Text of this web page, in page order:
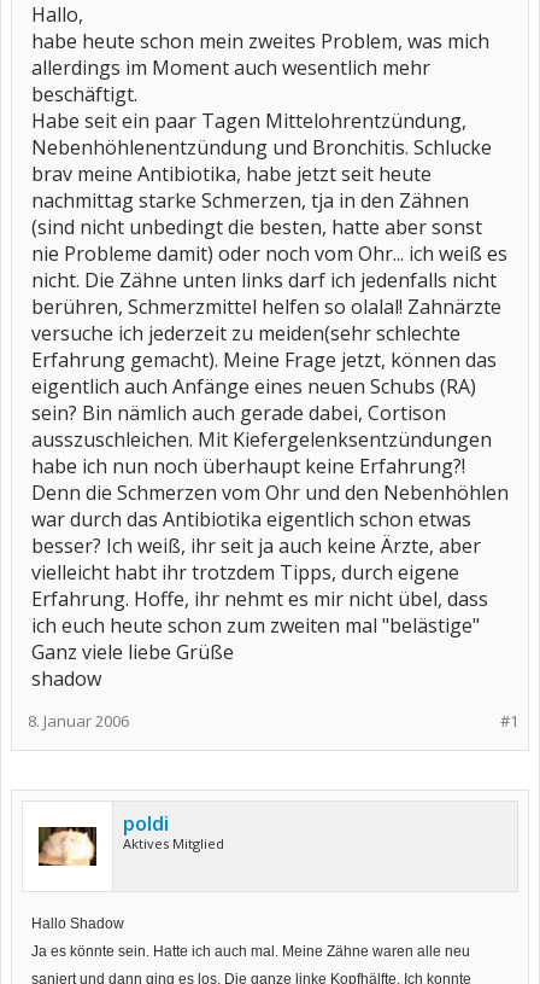
Hallo,
habe heute schon mein zweites Problem, was mich
allerdings im Moment auch wesentlich mehr
beschäftigt.
Habe seit ein paar Tagen Mittelohrentzündung,
Nebenhöhlenentzündung und Bronchitis. Schlucke
brav meine Antibiotika, habe jetzt seit heute
nachmittag starke Schmerzen, tja in den Zähnen
(sind nicht unbedingt die besten, hatte aber sonst
nie Probleme damit) oder noch vom Ohr... ich weiß es
nicht. Die Zähne unten links darf ich jedenfalls nicht
berühren, Schmerzmittel helfen so olalal! Zahnärzte
versuche ich jederzeit zu meiden(sehr schlechte
Erfahrung gemacht). Meine Frage jetzt, können das
eigentlich auch Anfänge eines neuen Schubs (RA)
sein? Bin nämlich auch gerade dabei, Cortison
ausszuschleichen. Mit Kiefergelenksentzündungen
habe ich nun noch überhaupt keine Erfahrung?!
Denn die Schmerzen vom Ohr und den Nebenhöhlen
war durch das Antibiotika eigentlich schon etwas
besser? Ich weiß, ihr seit ja auch keine Ärzte, aber
vielleicht habt ihr trotzdem Tipps, durch eigene
Erfahrung. Hoffe, ihr nehmt es mir nicht übel, dass
ich euch heute schon zum zweiten mal "belästige"
Ganz viele liebe Grüße
shadow
#1
8. Januar 2006
poldi
Aktives Mitglied
Hallo Shadow
Ja es könnte sein. Hatte ich auch mal. Meine Zähne waren alle neu
saniert und dann ging es los. Die ganze linke Kopfhälfte. Ich konnte